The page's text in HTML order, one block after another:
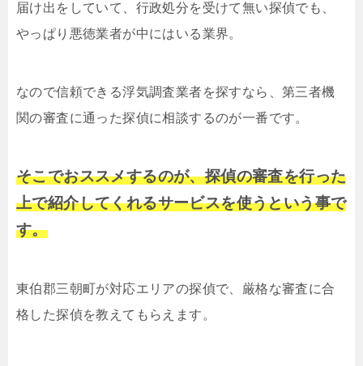
届け出をしていて、行政処分を受けて無い探偵でも、
やっぱり悪徳業者が中にはいる業界。
なので信頼できる浮気調査業者を探すなら、第三者機
関の審査に通った探偵に相談するのが一番です。
そこでおススメするのが、探偵の審査を行った
上で紹介してくれるサービスを使うという事で
す。
東伯郡三朝町が対応エリアの探偵で、厳格な審査に合
格した探偵を教えてもらえます。